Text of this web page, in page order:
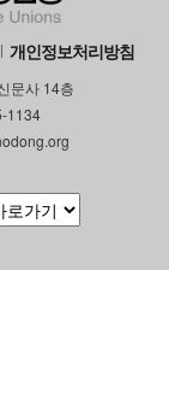
개인정보처리방침
문사 14층
1134